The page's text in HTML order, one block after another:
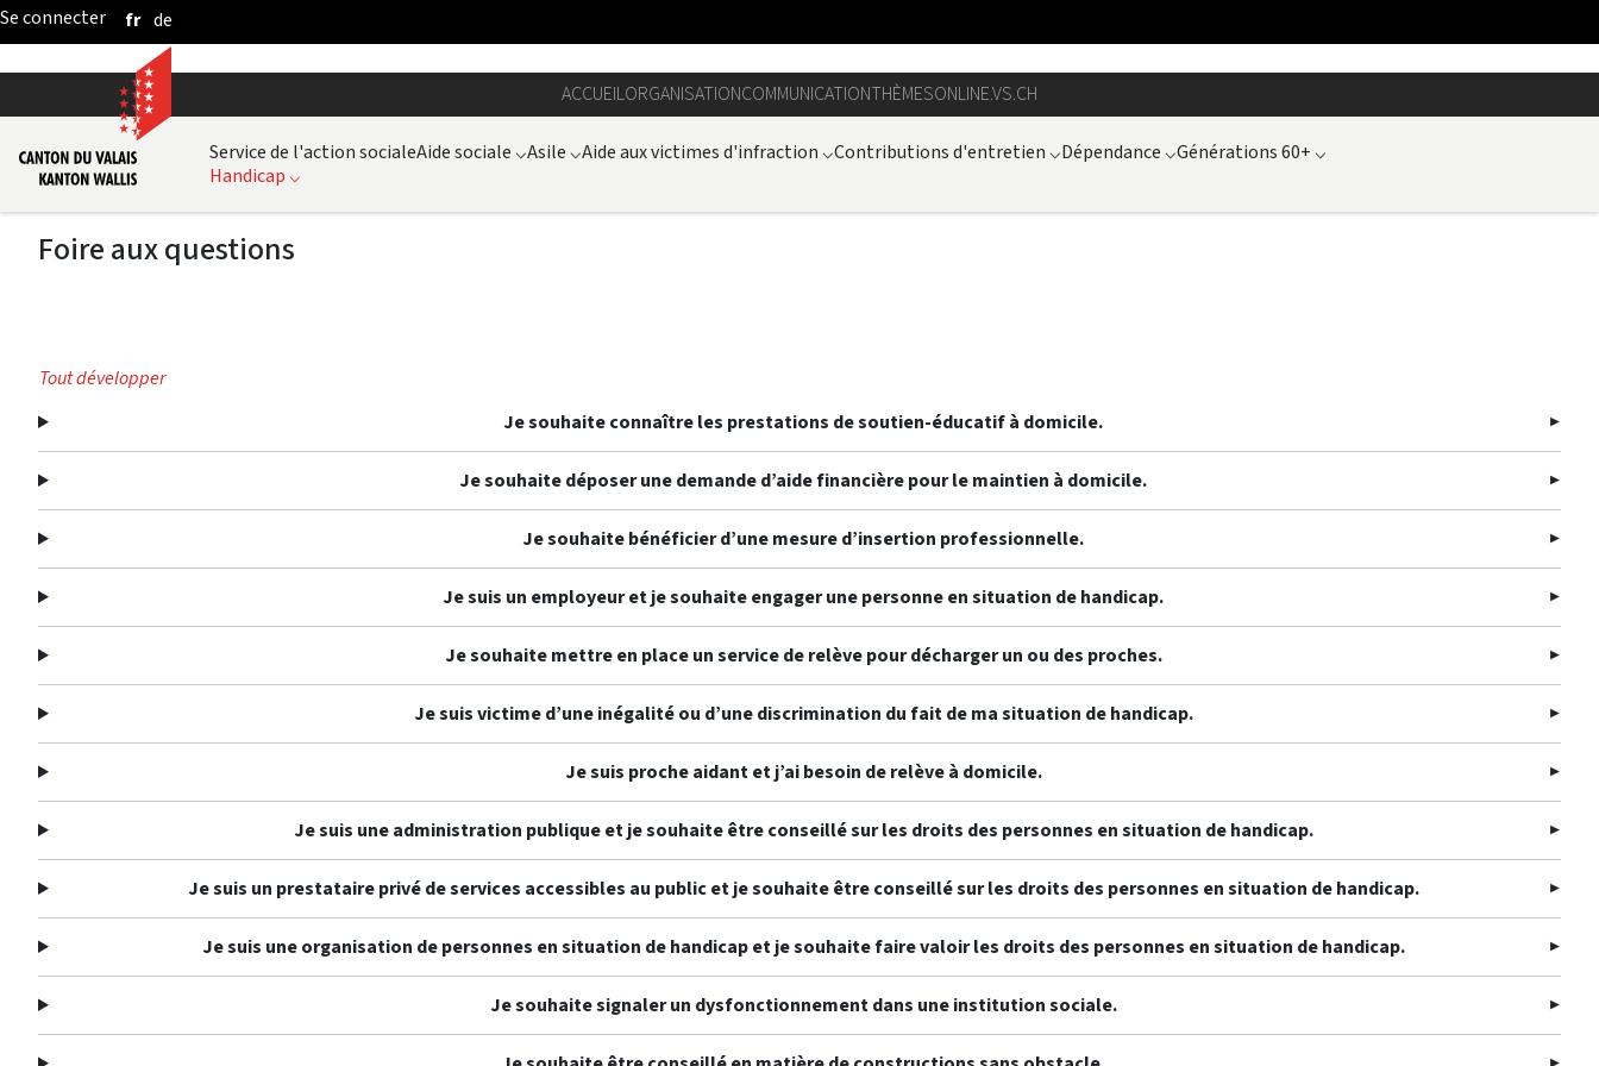
Saut au contenu principal
fr de
ACCUEILORGANISATIONCOMMUNICATIONTHÈMESONLINE.VS.CH
Service de l'action socialeAide sociale ⌵Asile ⌵Aide aux victimes d'infraction ⌵Contributions d'entretien ⌵Dépendance ⌵Générations 60+ ⌵
Handicap ⌵
Foire aux questions
Tout développer
Je souhaite connaître les prestations de soutien-éducatif à domicile.
Je souhaite déposer une demande d’aide financière pour le maintien à domicile.
Je souhaite bénéficier d’une mesure d’insertion professionnelle.
Je suis un employeur et je souhaite engager une personne en situation de handicap.
Je souhaite mettre en place un service de relève pour décharger un ou des proches.
Je suis victime d’une inégalité ou d’une discrimination du fait de ma situation de handicap.
Je suis proche aidant et j’ai besoin de relève à domicile.
Je suis une administration publique et je souhaite être conseillé sur les droits des personnes en situation de handicap.
Je suis un prestataire privé de services accessibles au public et je souhaite être conseillé sur les droits des personnes en situation de handicap.
Je suis une organisation de personnes en situation de handicap et je souhaite faire valoir les droits des personnes en situation de handicap.
Je souhaite signaler un dysfonctionnement dans une institution sociale.